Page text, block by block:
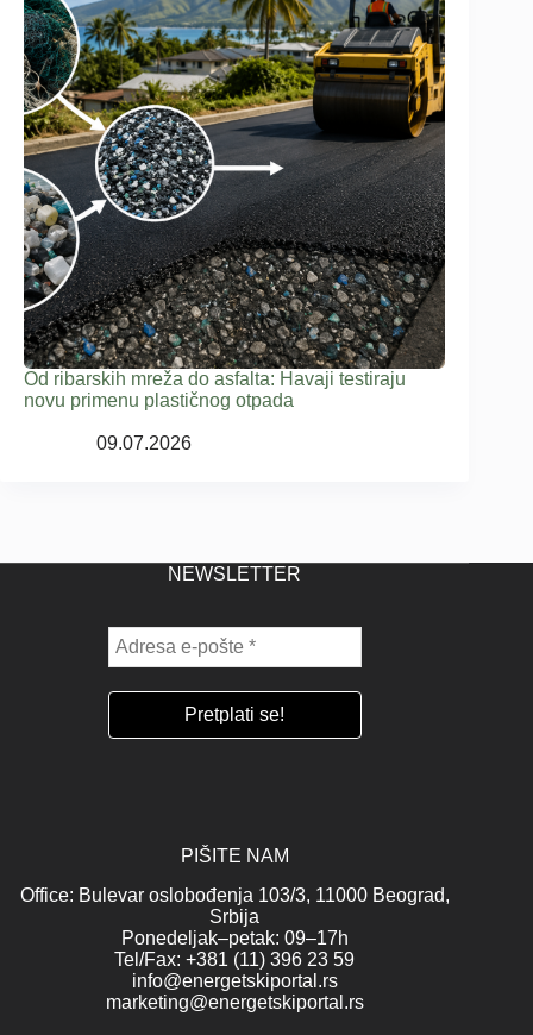
Od ribarskih mreža do asfalta: Havaji testiraju
novu primenu plastičnog otpada
09.07.2026
NEWSLETTER
PIŠITE NAM
Office: Bulevar oslobođenja 103/3, 11000 Beograd,
Srbija
Ponedeljak–petak: 09–17h
Tel/Fax: +381 (11) 396 23 59
info@energetskiportal.rs
marketing@energetskiportal.rs